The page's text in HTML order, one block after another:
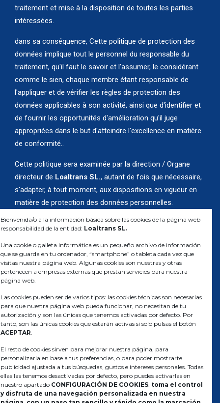
traitement et mise à la disposition de toutes les parties
intéressées.
dans sa conséquence, Cette politique de protection des
données implique tout le personnel du responsable du
traitement, qu'il faut le savoir et l'assumer, le considérant
comme le sien, chaque membre étant responsable de
l'appliquer et de vérifier les règles de protection des
données applicables à son activité, ainsi que d'identifier et
de fournir les opportunités d'amélioration qu'il juge
appropriées dans le but d'atteindre l'excellence en matière
de conformité..
Cette politique sera examinée par la direction / Organe
directeur de Loaltrans SL., autant de fois que nécessaire,
s'adapter, à tout moment, aux dispositions en vigueur en
matière de protection des données personnelles.
Transports de marchandises, pour l'alimentation et
l'industrie, sur tout le territoire européen.
LOALTRANS
Entreprise
Service et flotte
Bienvenida/o a la información básica sobre las cookies de la página web
responsabilidad de la entidad: Loaltrans SL.
Una cookie o galleta informática es un pequeño archivo de información
que se guarda en tu ordenador, “smartphone” o tableta cada vez que
visitas nuestra página web. Algunas cookies son nuestras y otras
pertenecen a empresas externas que prestan servicios para nuestra
página web.
Las cookies pueden ser de varios tipos: las cookies técnicas son necesarias
para que nuestra página web pueda funcionar, no necesitan de tu
autorización y son las únicas que tenemos activadas por defecto. Por
tanto, son las únicas cookies que estarán activas si solo pulsas el botón
ACEPTAR
El resto de cookies sirven para mejorar nuestra página, para
personalizarla en base a tus preferencias, o para poder mostrarte
publicidad ajustada a tus búsquedas, gustos e intereses personales. Todas
ellas las tenemos desactivadas por defecto, pero puedes activarlas en
nuestro apartado CONFIGURACIÓN DE COOKIES: toma el control
y disfruta de una navegación personalizada en nuestra